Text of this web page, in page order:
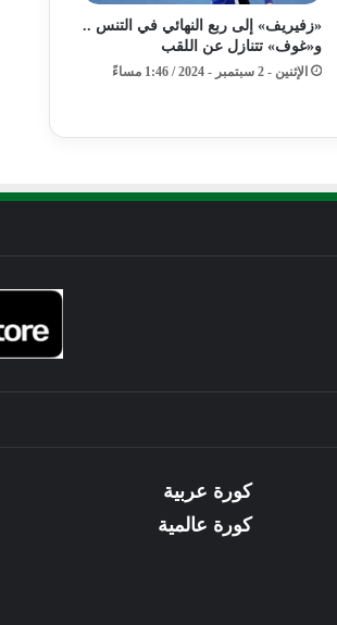
«زفيريف» إلى ربع النهائي في التنس ..
و«غوف» تتنازل عن اللقب
الإثنين - 2 سبتمبر - 2024 / 1:46 مساءً
كورة عربية
كورة عالمية